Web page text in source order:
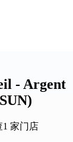
- Argent
1 家门店